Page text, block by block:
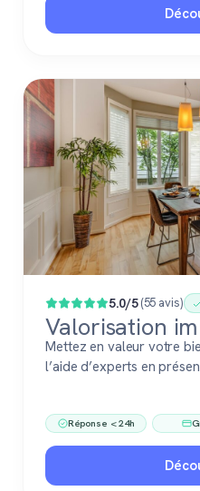
5.0/5(55 avis)
Valorisation
Mettez en valeur votre
l’aide d’experts en
Réponse < 24h